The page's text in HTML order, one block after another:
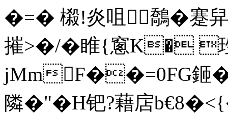
�=� 榝!炎咀鷮�蹇
摧>�/�睢{窻K� 
jMmF��=0FG鉔
隣�"�H钯?藉扂